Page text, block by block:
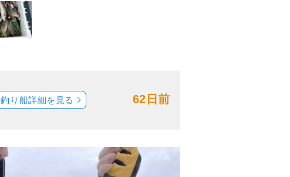
62日前
釣り船詳細を見る